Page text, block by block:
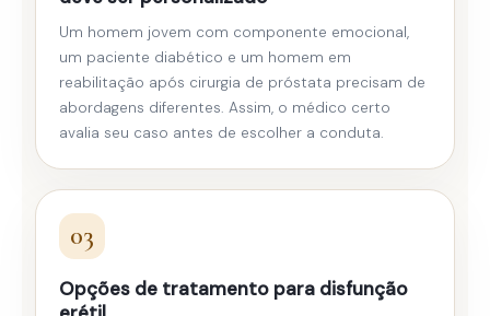
Um homem jovem com componente emocional,
um paciente diabético e um homem em
reabilitação após cirurgia de próstata precisam de
abordagens diferentes. Assim, o médico certo
avalia seu caso antes de escolher a conduta.
03
Opções de tratamento para disfunção